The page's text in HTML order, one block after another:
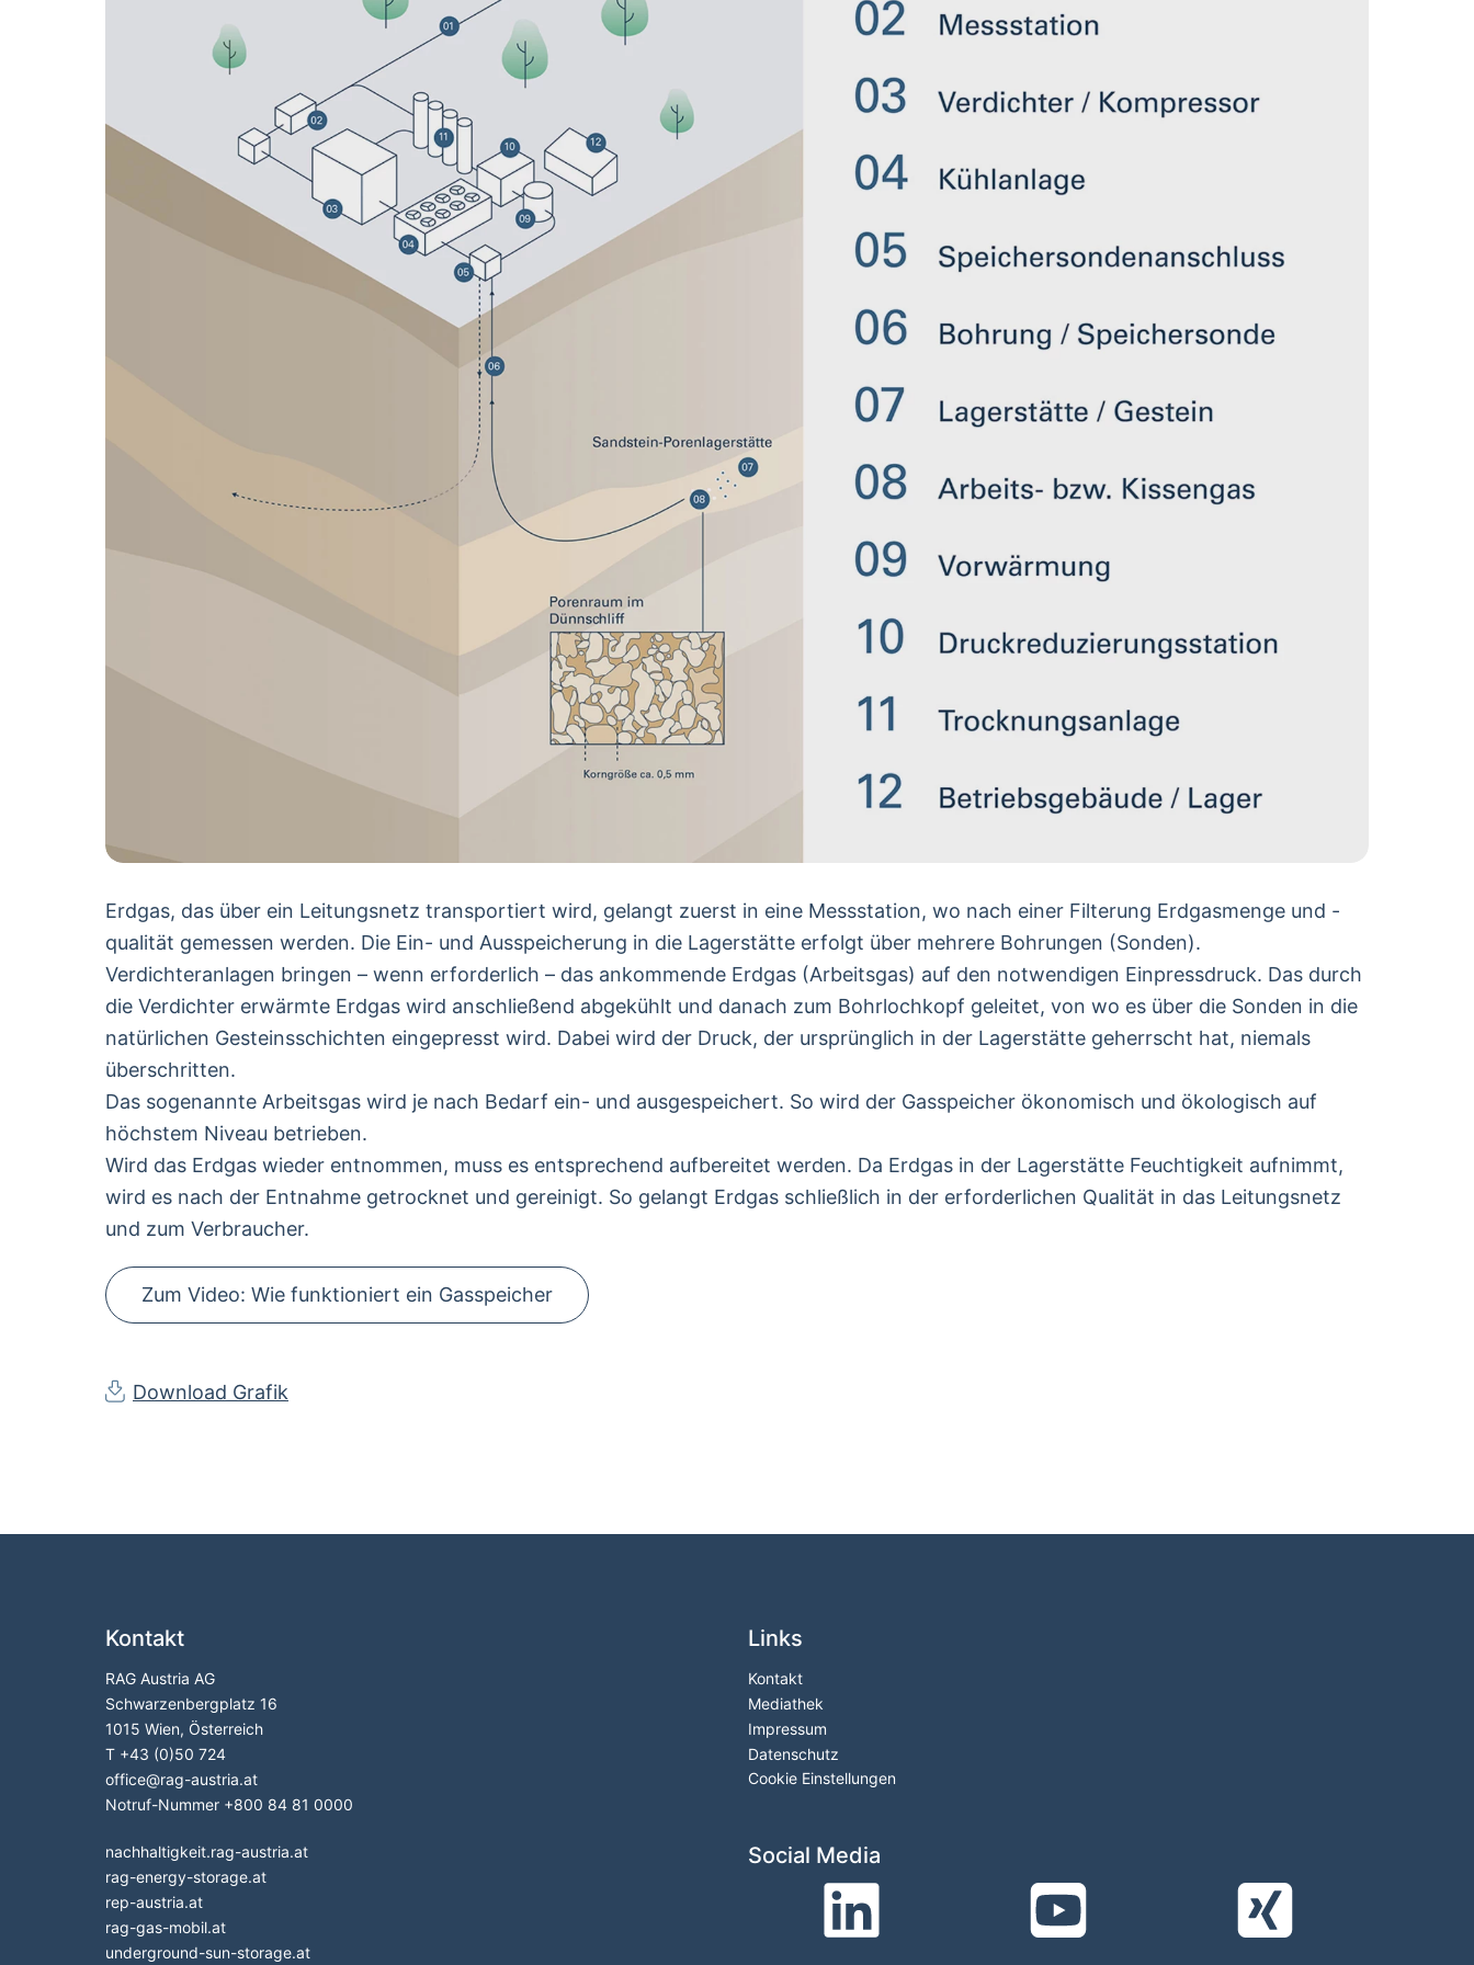
Erdgas, das über ein Leitungsnetz transportiert wird, gelangt zuerst in eine Messstation, wo nach einer Filterung Erdgasmenge und -
qualität gemessen werden. Die Ein- und Ausspeicherung in die Lagerstätte erfolgt über mehrere Bohrungen (Sonden).
Verdichteranlagen bringen – wenn erforderlich – das ankommende Erdgas (Arbeitsgas) auf den notwendigen Einpressdruck. Das durch
die Verdichter erwärmte Erdgas wird anschließend abgekühlt und danach zum Bohrlochkopf geleitet, von wo es über die Sonden in die
natürlichen Gesteinsschichten eingepresst wird. Dabei wird der Druck, der ursprünglich in der Lagerstätte geherrscht hat, niemals
überschritten.
Das sogenannte Arbeitsgas wird je nach Bedarf ein- und ausgespeichert. So wird der Gasspeicher ökonomisch und ökologisch auf
höchstem Niveau betrieben.
Wird das Erdgas wieder entnommen, muss es entsprechend aufbereitet werden. Da Erdgas in der Lagerstätte Feuchtigkeit aufnimmt,
wird es nach der Entnahme getrocknet und gereinigt. So gelangt Erdgas schließlich in der erforderlichen Qualität in das Leitungsnetz
und zum Verbraucher.
Zum Video: Wie funktioniert ein Gasspeicher
Download Grafik
Kontakt
RAG Austria AG
Schwarzenbergplatz 16
1015 Wien, Österreich
T +43 (0)50 724
office@rag-austria.at
Notruf-Nummer +800 84 81 0000
Links
Kontakt
Mediathek
Impressum
Datenschutz
Cookie Einstellungen
nachhaltigkeit.rag-austria.at
rag-energy-storage.at
rep-austria.at
rag-gas-mobil.at
underground-sun-storage.at
Social Media